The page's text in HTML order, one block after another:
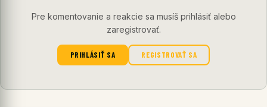
Pre komentovanie a reakcie sa musíš prihlásiť alebo
zaregistrovať.
PRIHLÁSIŤ SA REGISTROVAŤ SA